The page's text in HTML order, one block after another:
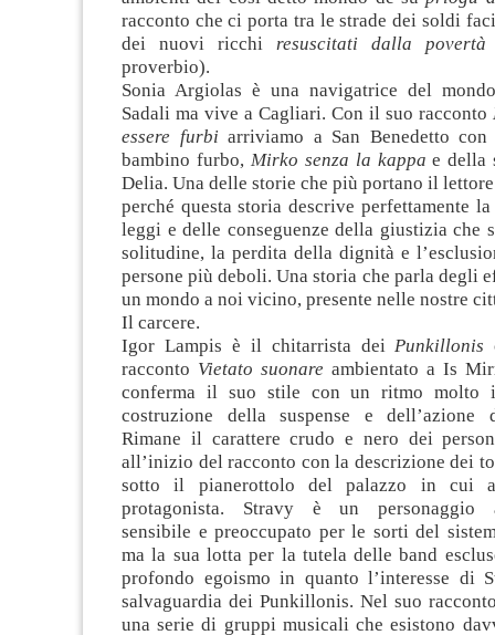
racconto che ci porta tra le strade dei soldi
dei nuovi ricchi resuscitati dalla povertà
proverbio).
Sonia Argiolas è una navigatrice del
Sadali ma vive a Cagliari. Con il suo racconto
essere furbi arriviamo a San Benedetto
bambino furbo, Mirko senza la kappa e della
Delia. Una delle storie che più portano il
perché questa storia descrive perfettamente
leggi e delle conseguenze della giustizia che
solitudine, la perdita della dignità e
persone più deboli. Una storia che parla degli
un mondo a noi vicino, presente nelle nostre
Il carcere.
Igor Lampis è il chitarrista deiPunkillonis
racconto Vietato suonare ambientato a Is
conferma il suo stile con un ritmo molto
costruzione della suspense e dell’azione
Rimane il carattere crudo e nero dei
all’inizio del racconto con la descrizione dei
sotto il pianerottolo del palazzo in cui
protagonista. Stravy è un personaggio
sensibile e preoccupato per le sorti del
ma la sua lotta per la tutela delle band
profondo egoismo in quanto l’interesse di
salvaguardia dei Punkillonis. Nel suo
una serie di gruppi musicali che esistono